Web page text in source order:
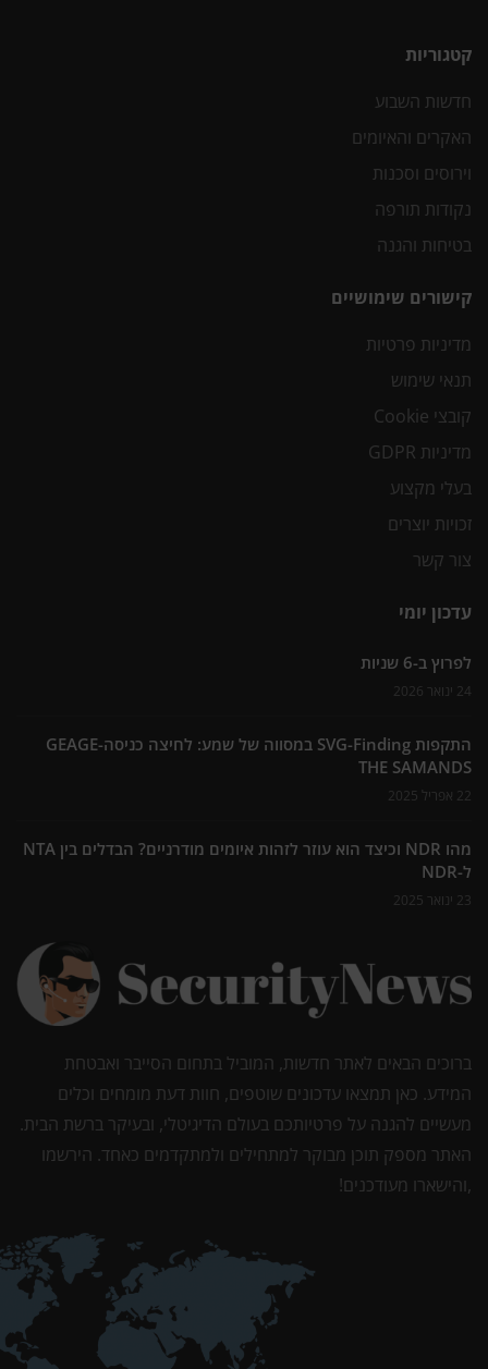
קטגוריות
חדשות השבוע
האקרים והאיומים
וירוסים וסכנות
נקודות תורפה
בטיחות והגנה
קישורים שימושיים
מדיניות פרטיות
תנאי שימוש
קובצי Cookie
מדיניות GDPR
בעלי מקצוע
זכויות יוצרים
צור קשר
עדכון יומי
לפרוץ ב-6 שניות
24 ינואר 2026
התקפות SVG-Finding במסווה של שמע: לחיצה כניסה-GEAGE
THE SAMANDS
22 אפריל 2025
מהו NDR וכיצד הוא עוזר לזהות איומים מודרניים? הבדלים בין NTA
ל-NDR
23 ינואר 2025
ברוכים הבאים לאתר חדשות, המוביל בתחום הסייבר ואבטחת
המידע. כאן תמצאו עדכונים שוטפים, חוות דעת מומחים וכלים
מעשיים להגנה על פרטיותכם בעולם הדיגיטלי, ובעיקר ברשת הבית.
האתר מספק תוכן מבוקר למתחילים ולמתקדמים כאחד. הירשמו
,והישארו מעודכנים!